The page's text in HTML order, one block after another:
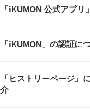
「iKUMON 公式アプリ
「iKUMON」の認証に
「ヒストリーページ」
介